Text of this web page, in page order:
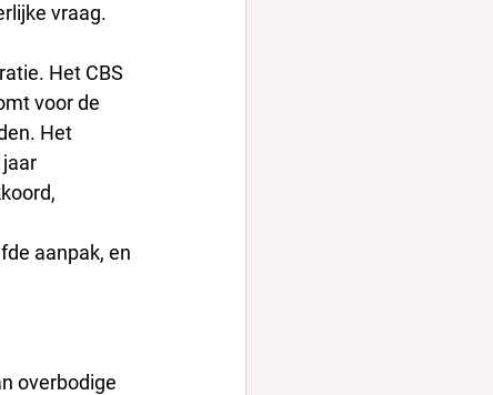
vraag.
Het CBS
voor de
Het
aanpak, en
overbodige